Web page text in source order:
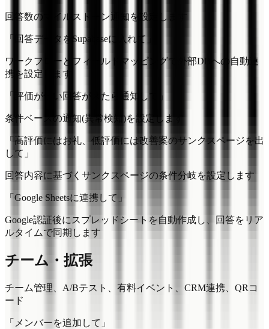
回答数のマイルストーン通知を設定します
「回答データをSupabaseに入れて」
ワークフローとフィールドマッピングで外部DBへの自動連
携を設定します
「評価が低い回答が来たら通知して」
条件ベースの通知(異常検知)を設定します
「高評価にはお礼、低評価には改善案のサンクスページを出
して」
回答内容に基づくサンクスページの条件分岐を設定します
「Google Sheetsに連携して」
Google認証後にスプレッドシートを自動作成し、回答をリア
ルタイムで同期します
チーム・拡張
チーム管理、A/Bテスト、有料イベント、CRM連携、QRコ
ード
「メンバーを追加して」